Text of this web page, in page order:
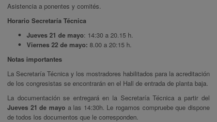
Asistencia a ponentes y comités.
Horario Secretaría Técnica
Jueves 21 de mayo: 14:30 a 20.15 h.
Viernes 22 de mayo: 8.00 a 20:15 h.
Notas importantes
La Secretaría Técnica y los mostradores habilitados para la acreditación
de los congresistas se encontrarán en el Hall de entrada de planta baja.
La documentación se entregará en la Secretaría Técnica a partir del
Jueves 21 de mayoa las 14:30h. Le rogamos compruebe que dispone
de todos los documentos que le corresponden.